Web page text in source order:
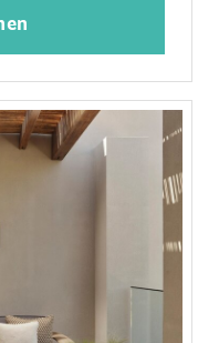
ohne Gebühr,